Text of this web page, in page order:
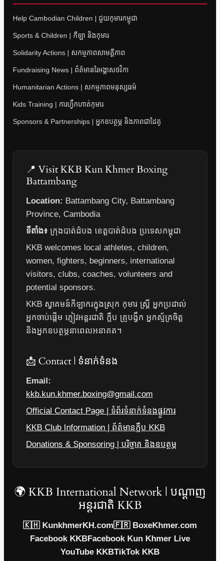
Help Cambodian Children | ជួយកុមារកម្ពុជា
Sports & Children | កីឡា និងកុមារ
Solidarity Actions | សកម្មភាពសាមគ្គីភាព
Fundraising News | ព័ត៌មានរៃអង្គាសថវិកា
Humanitarian Actions | សកម្មភាពមនុស្សធម៌
Kids Training | ការហ្វឹកហាត់កុមារ
Sponsors & Partnerships | អ្នកឧបត្ថម្ភ និងភាពជាដៃគូ
📍 Visit KKB Kun Khmer Boxing
Battambang
Location: Battambang City, Battambang
Province, Cambodia
ទីតាំង៖ ក្រុងបាត់ដំបង ខេត្តបាត់ដំបង ប្រទេសកម្ពុជា
KKB welcomes local athletes, children,
women, fighters, beginners, international
visitors, clubs, coaches, volunteers and
potential sponsors.
KKB ស្វាគមន៍កីឡាករក្នុងស្រុក កុមារ ស្ត្រី អ្នកប្រដាល់
អ្នកចាប់ផ្តើម ភ្ញៀវអន្តរជាតិ ក្លឹប គ្រូបង្វឹក អ្នកស្ម័គ្រចិត្ត
និងអ្នកឧបត្ថម្ភនាពេលអនាគត។
📩 Contact | ទំនាក់ទំនង
Email:
kkb.kun.khmer.boxing@gmail.com
Official Contact Page | ទំព័រទំនាក់ទំនងផ្លូវការ
KKB Club Information | ព័ត៌មានក្លឹប KKB
Donations & Sponsoring | បរិច្ចាគ និងឧបត្ថម្ភ
🌍 KKB International Network | បណ្តាញ
អន្តរជាតិ KKB
🇰🇭 KunkhmerKH.com🇫🇷 BoxeKhmer.com
Facebook KKBFacebook Kun Khmer Live
YouTube KKBTikTok KKB